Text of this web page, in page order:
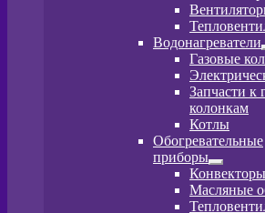
Водонагреватели
Газовые
Запчасти к
колонкам
Котлы
Обогревательные
приборы
меню
Конвекторы
Масляные